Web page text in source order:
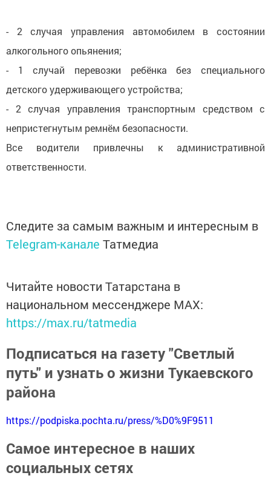
- 2 случая управления автомобилем в состоянии
алкогольного опьянения;
- 1 случай перевозки ребёнка без специального
детского удерживающего устройства;
- 2 случая управления транспортным средством с
непристегнутым ремнём безопасности.
Все водители привлечны к административной
ответственности.
Следите за самым важным и интересным в
Telegram-канале Татмедиа
Читайте новости Татарстана в
национальном мессенджере MАХ:
https://max.ru/tatmedia
Подписаться на газету "Светлый
путь" и узнать о жизни Тукаевского
района
https://podpiska.pochta.ru/press/%D0%9F9511
Самое интересное в наших
социальных сетях